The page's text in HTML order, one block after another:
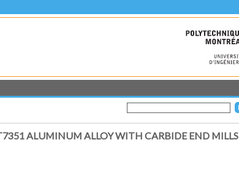
ALUMINUM ALLOY WITH CARBIDE END MILLS